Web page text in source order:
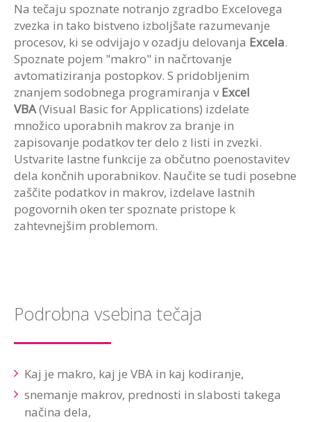
Na tečaju spoznate notranjo zgradbo Excelovega
zvezka in tako bistveno izboljšate razumevanje
procesov, ki se odvijajo v ozadju delovanja Excela.
Spoznate pojem "makro" in načrtovanje
avtomatiziranja postopkov. S pridobljenim
znanjem sodobnega programiranja vExcel
VBA(Visual Basic for Applications) izdelate
množico uporabnih makrov za branje in
zapisovanje podatkov ter delo z listi in zvezki.
Ustvarite lastne funkcije za občutno poenostavitev
dela končnih uporabnikov. Naučite se tudi posebne
zaščite podatkov in makrov, izdelave lastnih
pogovornih oken ter spoznate pristope k
zahtevnejšim problemom.
Podrobna vsebina tečaja
Kaj je makro, kaj je VBA in kaj kodiranje,
snemanje makrov, prednosti in slabosti takega
načina dela,